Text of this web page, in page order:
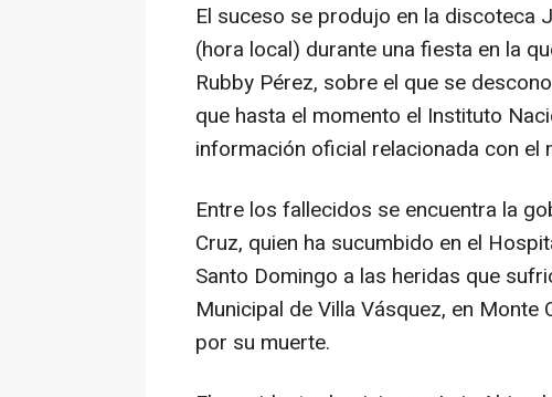
El suceso se produjo en la discoteca
(hora local) durante una fiesta en la
Rubby Pérez, sobre el que se
que hasta el momento el Instituto
información oficial relacionada con el
Entre los fallecidos se encuentra la
Cruz, quien ha sucumbido en el
Santo Domingo a las heridas que
Municipal de Villa Vásquez, en
por su muerte.